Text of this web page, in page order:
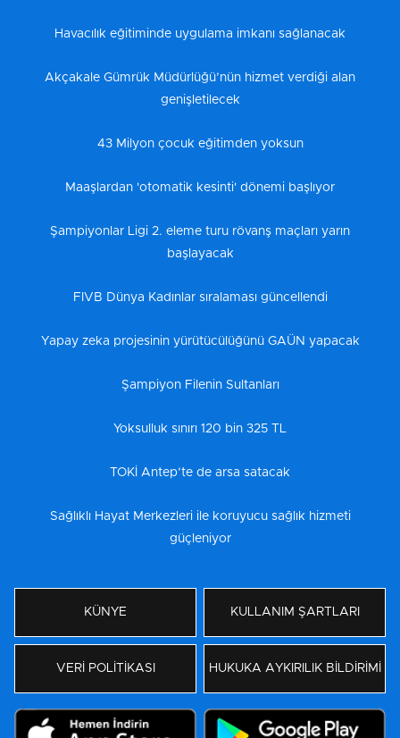
Havacılık eğitiminde uygulama imkanı sağlanacak
Akçakale Gümrük Müdürlüğü’nün hizmet verdiği alan
genişletilecek
43 Milyon çocuk eğitimden yoksun
Maaşlardan 'otomatik kesinti' dönemi başlıyor
Şampiyonlar Ligi 2. eleme turu rövanş maçları yarın
başlayacak
FIVB Dünya Kadınlar sıralaması güncellendi
Yapay zeka projesinin yürütücülüğünü GAÜN yapacak
Şampiyon Filenin Sultanları
Yoksulluk sınırı 120 bin 325 TL
TOKİ Antep’te de arsa satacak
Sağlıklı Hayat Merkezleri ile koruyucu sağlık hizmeti
güçleniyor
KÜNYE KULLANIM ŞARTLARI
VERİ POLİTİKASI HUKUKA AYKIRILIK BİLDİRİMİ